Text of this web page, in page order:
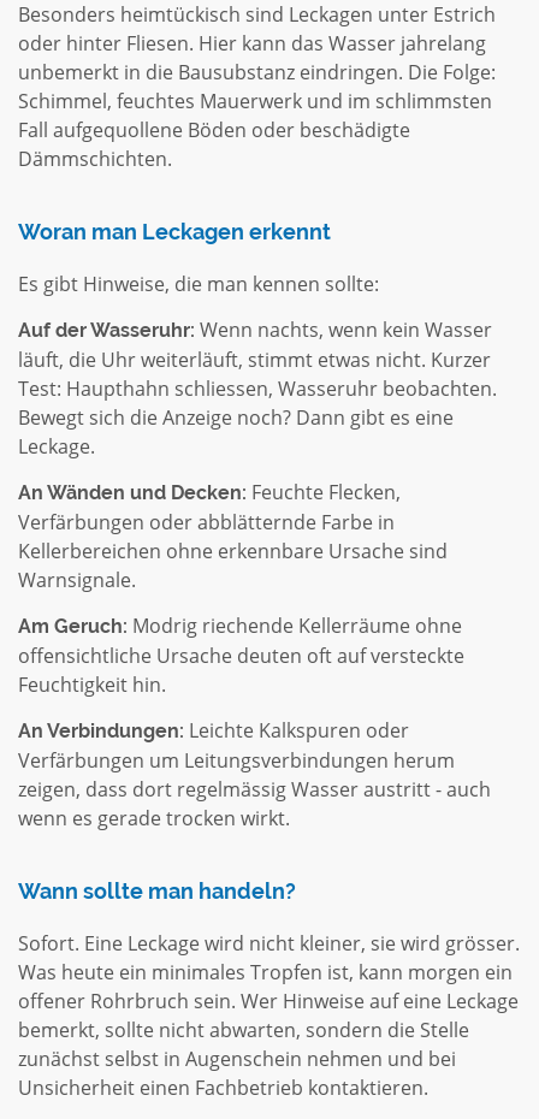
Besonders heimtückisch sind Leckagen unter Estrich
oder hinter Fliesen. Hier kann das Wasser jahrelang
unbemerkt in die Bausubstanz eindringen. Die Folge:
Schimmel, feuchtes Mauerwerk und im schlimmsten
Fall aufgequollene Böden oder beschädigte
Dämmschichten.
Woran man Leckagen erkennt
Es gibt Hinweise, die man kennen sollte:
Auf der Wasseruhr: Wenn nachts, wenn kein Wasser
läuft, die Uhr weiterläuft, stimmt etwas nicht. Kurzer
Test: Haupthahn schliessen, Wasseruhr beobachten.
Bewegt sich die Anzeige noch? Dann gibt es eine
Leckage.
An Wänden und Decken: Feuchte Flecken,
Verfärbungen oder abblätternde Farbe in
Kellerbereichen ohne erkennbare Ursache sind
Warnsignale.
Am Geruch: Modrig riechende Kellerräume ohne
offensichtliche Ursache deuten oft auf versteckte
Feuchtigkeit hin.
An Verbindungen: Leichte Kalkspuren oder
Verfärbungen um Leitungsverbindungen herum
zeigen, dass dort regelmässig Wasser austritt - auch
wenn es gerade trocken wirkt.
Wann sollte man handeln?
Sofort. Eine Leckage wird nicht kleiner, sie wird grösser.
Was heute ein minimales Tropfen ist, kann morgen ein
offener Rohrbruch sein. Wer Hinweise auf eine Leckage
bemerkt, sollte nicht abwarten, sondern die Stelle
zunächst selbst in Augenschein nehmen und bei
Unsicherheit einen Fachbetrieb kontaktieren.